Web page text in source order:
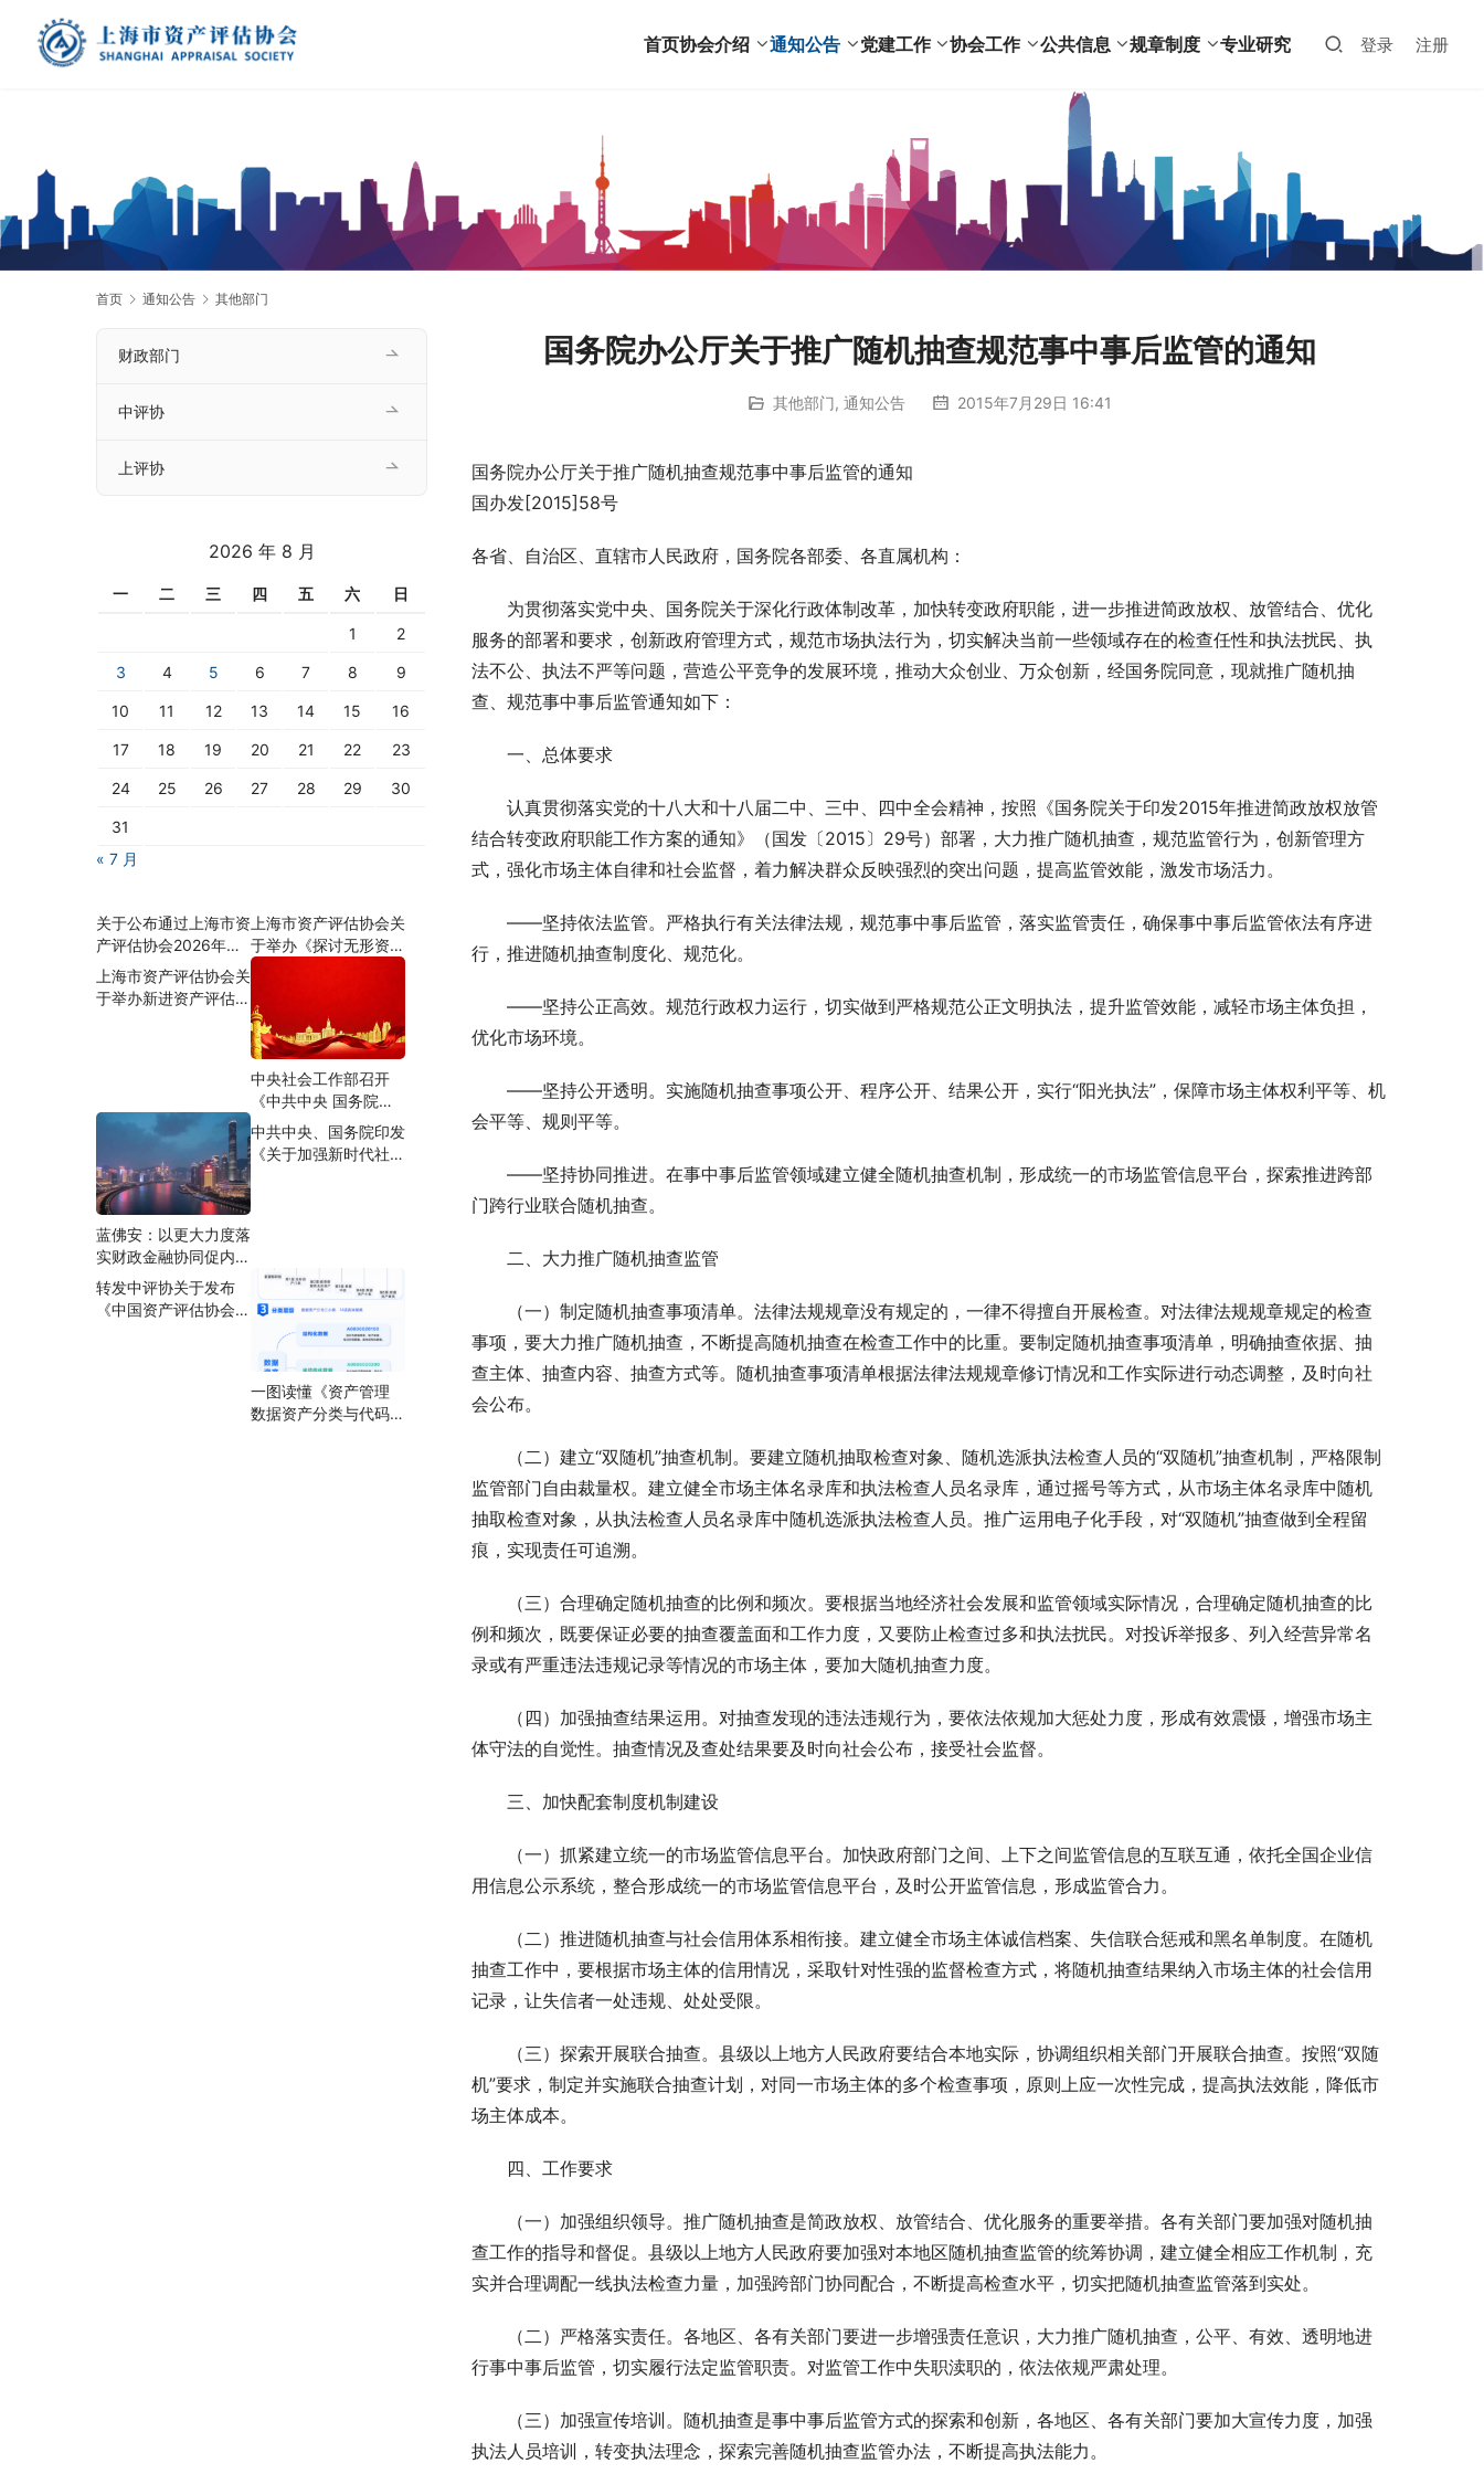
首页协会介绍 通知公告 党建工作 协会工作 公共信息 规章制度 专业研究 登录 注册
首页 通知公告 其他部门
国务院办公厅关于推广随机抽查规范事中事后监管的通知
其他部门, 通知公告 2015年7月29日 16:41
国务院办公厅关于推广随机抽查规范事中事后监管的通知
国办发[2015]58号
各省、自治区、直辖市人民政府，国务院各部委、各直属机构：
为贯彻落实党中央、国务院关于深化行政体制改革，加快转变政府职能，进一步推进简政放权、放管结合、优化
服务的部署和要求，创新政府管理方式，规范市场执法行为，切实解决当前一些领域存在的检查任性和执法扰民、执
法不公、执法不严等问题，营造公平竞争的发展环境，推动大众创业、万众创新，经国务院同意，现就推广随机抽
查、规范事中事后监管通知如下：
一、总体要求
认真贯彻落实党的十八大和十八届二中、三中、四中全会精神，按照《国务院关于印发2015年推进简政放权放管
结合转变政府职能工作方案的通知》（国发〔2015〕29号）部署，大力推广随机抽查，规范监管行为，创新管理方
式，强化市场主体自律和社会监督，着力解决群众反映强烈的突出问题，提高监管效能，激发市场活力。
——坚持依法监管。严格执行有关法律法规，规范事中事后监管，落实监管责任，确保事中事后监管依法有序进
行，推进随机抽查制度化、规范化。
——坚持公正高效。规范行政权力运行，切实做到严格规范公正文明执法，提升监管效能，减轻市场主体负担，
优化市场环境。
——坚持公开透明。实施随机抽查事项公开、程序公开、结果公开，实行“阳光执法”，保障市场主体权利平等、机
会平等、规则平等。
——坚持协同推进。在事中事后监管领域建立健全随机抽查机制，形成统一的市场监管信息平台，探索推进跨部
门跨行业联合随机抽查。
二、大力推广随机抽查监管
（一）制定随机抽查事项清单。法律法规规章没有规定的，一律不得擅自开展检查。对法律法规规章规定的检查
事项，要大力推广随机抽查，不断提高随机抽查在检查工作中的比重。要制定随机抽查事项清单，明确抽查依据、抽
查主体、抽查内容、抽查方式等。随机抽查事项清单根据法律法规规章修订情况和工作实际进行动态调整，及时向社
会公布。
（二）建立“双随机”抽查机制。要建立随机抽取检查对象、随机选派执法检查人员的“双随机”抽查机制，严格限制
监管部门自由裁量权。建立健全市场主体名录库和执法检查人员名录库，通过摇号等方式，从市场主体名录库中随机
抽取检查对象，从执法检查人员名录库中随机选派执法检查人员。推广运用电子化手段，对“双随机”抽查做到全程留
痕，实现责任可追溯。
（三）合理确定随机抽查的比例和频次。要根据当地经济社会发展和监管领域实际情况，合理确定随机抽查的比
例和频次，既要保证必要的抽查覆盖面和工作力度，又要防止检查过多和执法扰民。对投诉举报多、列入经营异常名
录或有严重违法违规记录等情况的市场主体，要加大随机抽查力度。
（四）加强抽查结果运用。对抽查发现的违法违规行为，要依法依规加大惩处力度，形成有效震慑，增强市场主
体守法的自觉性。抽查情况及查处结果要及时向社会公布，接受社会监督。
三、加快配套制度机制建设
（一）抓紧建立统一的市场监管信息平台。加快政府部门之间、上下之间监管信息的互联互通，依托全国企业信
用信息公示系统，整合形成统一的市场监管信息平台，及时公开监管信息，形成监管合力。
（二）推进随机抽查与社会信用体系相衔接。建立健全市场主体诚信档案、失信联合惩戒和黑名单制度。在随机
抽查工作中，要根据市场主体的信用情况，采取针对性强的监督检查方式，将随机抽查结果纳入市场主体的社会信用
记录，让失信者一处违规、处处受限。
（三）探索开展联合抽查。县级以上地方人民政府要结合本地实际，协调组织相关部门开展联合抽查。按照“双随
机”要求，制定并实施联合抽查计划，对同一市场主体的多个检查事项，原则上应一次性完成，提高执法效能，降低市
场主体成本。
四、工作要求
（一）加强组织领导。推广随机抽查是简政放权、放管结合、优化服务的重要举措。各有关部门要加强对随机抽
查工作的指导和督促。县级以上地方人民政府要加强对本地区随机抽查监管的统筹协调，建立健全相应工作机制，充
实并合理调配一线执法检查力量，加强跨部门协同配合，不断提高检查水平，切实把随机抽查监管落到实处。
（二）严格落实责任。各地区、各有关部门要进一步增强责任意识，大力推广随机抽查，公平、有效、透明地进
行事中事后监管，切实履行法定监管职责。对监管工作中失职渎职的，依法依规严肃处理。
（三）加强宣传培训。随机抽查是事中事后监管方式的探索和创新，各地区、各有关部门要加大宣传力度，加强
执法人员培训，转变执法理念，探索完善随机抽查监管办法，不断提高执法能力。
财政部门
中评协
上评协
2026 年 8 月
一 二 三 四 五 六 日
1 2
3 4 5 6 7 8 9
10 11 12 13 14 15 16
17 18 19 20 21 22 23
24 25 26 27 28 29 30
31
« 7 月
关于公布通过上海市资
产评估协会2026年会
员资格年检名单的通知
上海市资产评估协会关
于举办《探讨无形资
源、资质对企业价值的
活动的通知
上海市资产评估协会关
于举办新进资产评估师
中央社会工作部召开
《中共中央 国务院关
于加强新时代社会工作
的意见》学习贯彻工作
部署推进会
蓝佛安：以更大力度落
实财政金融协同促内需
一揽子政策
中共中央、国务院印发
《关于加强新时代社会
转发中评协关于发布
《中国资产评估协会关
一图读懂《资产管理
数据资产分类与代码》